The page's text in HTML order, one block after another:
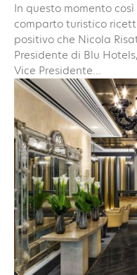
In questo momento
comparto turistico
positivo che Nicola
Presidente di Blu
Vice Presidente...